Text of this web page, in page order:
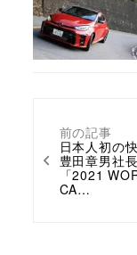
前の記事
日本人初の
豊田章男社
「2021
CA…